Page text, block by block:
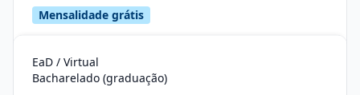
Mensalidade grátis
EaD / Virtual
Bacharelado (graduação)